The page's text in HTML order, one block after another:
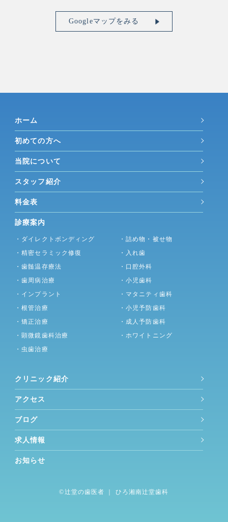
Googleマップをみる
ホーム
初めての方へ
当院について
スタッフ紹介
料金表
診療案内
・ダイレクトボンディング
・精密セラミック修復
・歯髄温存療法
・歯周病治療
・インプラント
・根管治療
・矯正治療
・顕微鏡歯科治療
・虫歯治療
・詰め物・被せ物
・入れ歯
・口腔外科
・小児歯科
・マタニティ歯科
・小児予防歯科
・成人予防歯科
・ホワイトニング
クリニック紹介
アクセス
ブログ
求人情報
お知らせ
©︎辻堂の歯医者 ｜ ひろ湘南辻堂歯科